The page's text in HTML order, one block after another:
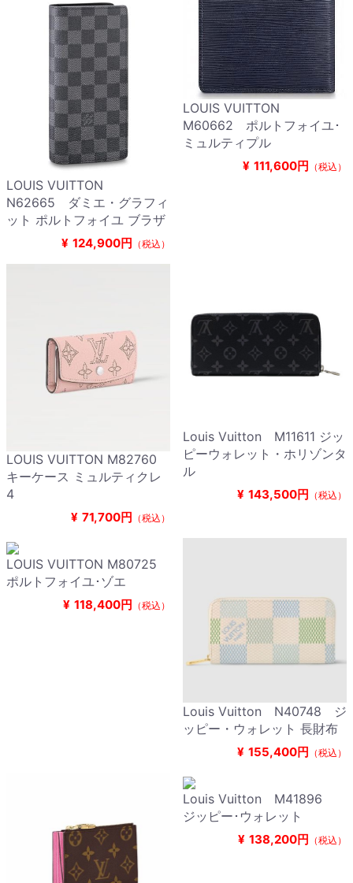
LOUIS VUITTON
N62665 ダミエ・グラフィ
ット ポルトフォイユ ブラザ
¥ 124,900円 （税込）
LOUIS VUITTON
M60662 ポルトフォイユ･
ミュルティプル
¥ 111,600円 （税込）
LOUIS VUITTON M82760
キーケース ミュルティクレ
4
¥ 71,700円 （税込）
Louis Vuitton M11611 ジッ
ピーウォレット・ホリゾンタ
ル
¥ 143,500円 （税込）
LOUIS VUITTON M80725
ポルトフォイユ･ゾエ
¥ 118,400円 （税込）
Louis Vuitton N40748 ジ
ッピー・ウォレット 長財布
¥ 155,400円 （税込）
Louis Vuitton M41896
ジッピー･ウォレット
¥ 138,200円 （税込）